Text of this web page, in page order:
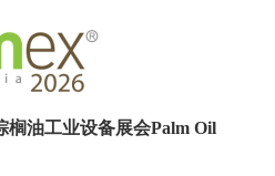
榈油工业设备展会Palm Oil